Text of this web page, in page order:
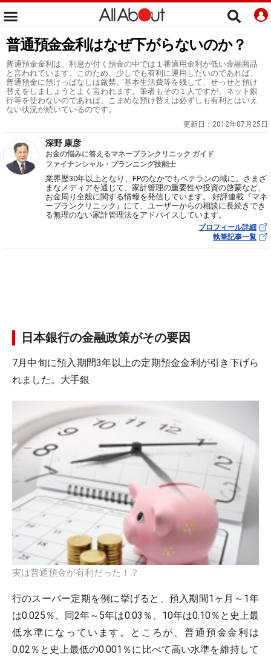
普通預金金利はなぜ下がらないのか？
普通預金金利は、利息が付く預金の中では１番適用金利が低い金融商品
と言われています。このため、少しでも有利に運用したいのであれば、
普通預金に預けっぱなしは厳禁。基本生活費等を残して、せっせと預け
替えをしましょうとよく言われます。筆者もその１人ですが、ネット銀
行等を使わないのであれば、こまめな預け替えは必ずしも有利とはいえ
ない状況が続いているのです。
更新日： 2012年07月25日
深野 康彦
お金の悩みに答えるマネープランクリニック ガイド
ファイナンシャル・プランニング技能士
業界歴30年以上となり、FPのなかでもベテランの域に。さまざ
まなメディアを通じて、家計管理の重要性や投資の啓蒙など、
お金周り全般に関する情報を発信しています。 好評連載『マネ
ープランクリニック』にて、ユーザーからの相談に長続きでき
る無理のない家計管理法をアドバイスしています。
プロフィール詳細
執筆記事一覧
日本銀行の金融政策がその要因
7月中旬に預入期間3年以上の定期預金金利が引き下げら
れました。大手銀
実は普通預金が有利だった！？
行のスーパー定期を例に挙げると、預入期間1ヶ月～1年
は0.025％、同2年～5年は0.03％、10年は0.10％と史上最
低水準になっています。ところが、普通預金金利は
0.02％と史上最低の0.001％に比べて高い水準を維持して